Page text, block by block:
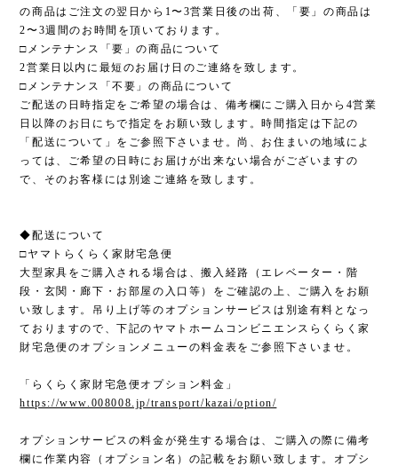
の商品はご注文の翌日から1〜3営業日後の出荷、「要」の商品は
2〜3週間のお時間を頂いております。
□メンテナンス「要」の商品について
2営業日以内に最短のお届け日のご連絡を致します。
□メンテナンス「不要」の商品について
ご配送の日時指定をご希望の場合は、備考欄にご購入日から4営業
日以降のお日にちで指定をお願い致します。時間指定は下記の
「配送について」をご参照下さいませ。尚、お住まいの地域によ
っては、ご希望の日時にお届けが出来ない場合がございますの
で、そのお客様には別途ご連絡を致します。
◆配送について
□ヤマトらくらく家財宅急便
大型家具をご購入される場合は、搬入経路（エレベーター・階
段・玄関・廊下・お部屋の入口等）をご確認の上、ご購入をお願
い致します。吊り上げ等のオプションサービスは別途有料となっ
ておりますので、下記のヤマトホームコンビニエンスらくらく家
財宅急便のオプションメニューの料金表をご参照下さいませ。
「らくらく家財宅急便オプション料金」
https://www.008008.jp/transport/kazai/option/
オプションサービスの料金が発生する場合は、ご購入の際に備考
欄に作業内容（オプション名）の記載をお願い致します。オプシ